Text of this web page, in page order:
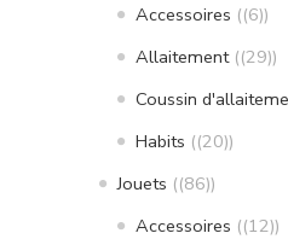
Accessoires (6)
Allaitement (29)
Coussin
Habits (20)
Jouets (86)
Accessoires (12)